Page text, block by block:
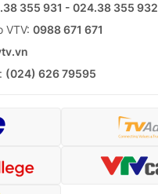
355 931 - 024.38 355 932
VTV: 0988 671 671
(024) 626 79595